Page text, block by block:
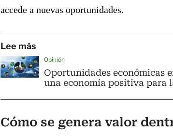
accede a nuevas oportunidades.
Lee más
Opinión
Oportunidades económicas
una economía positiva para
Cómo se genera valor